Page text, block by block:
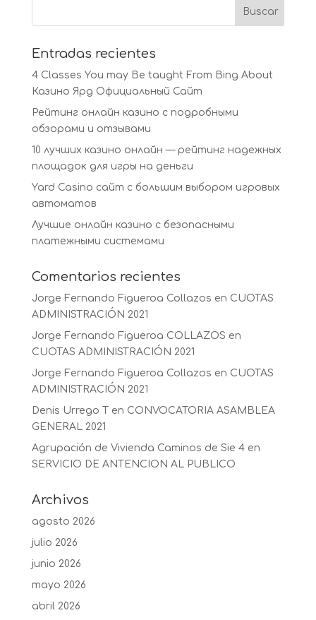
Entradas recientes
4 Classes You may Be taught From Bing About
Казино Ярд Официальный Сайт
Рейтинг онлайн казино с подробными
обзорами и отзывами
10 лучших казино онлайн — рейтинг надежных
площадок для игры на деньги
Yard Casino сайт с большим выбором игровых
автоматов
Лучшие онлайн казино с безопасными
платежными системами
Comentarios recientes
Jorge Fernando Figueroa Collazos en CUOTAS
ADMINISTRACIÓN 2021
Jorge Fernando Figueroa COLLAZOS en
CUOTAS ADMINISTRACIÓN 2021
Jorge Fernando Figueroa Collazos en CUOTAS
ADMINISTRACIÓN 2021
Denis Urrego T
en CONVOCATORIA ASAMBLEA
GENERAL 2021
Agrupación de Vivienda Caminos de Sie 4en
SERVICIO DE ANTENCION AL PUBLICO
Archivos
agosto 2026
julio 2026
junio 2026
mayo 2026
abril 2026